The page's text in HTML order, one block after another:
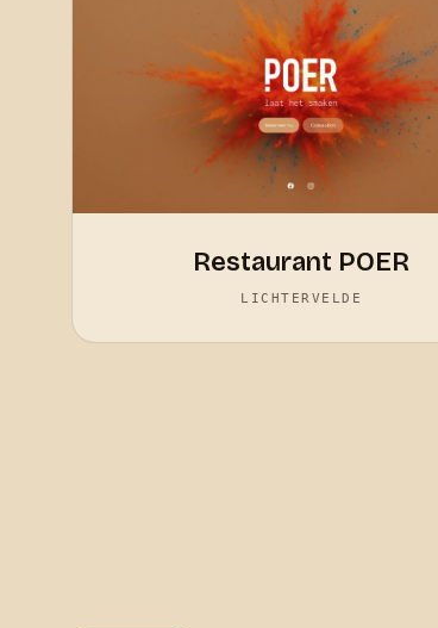
Restaurant POER
LICHTERVELDE